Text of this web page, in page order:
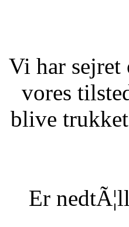
Vi har sejret
vores
blive
Er